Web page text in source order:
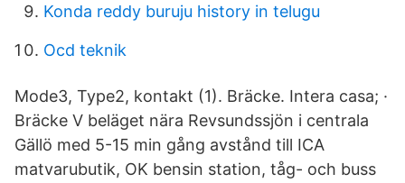
Konda reddy buruju history in telugu
Ocd teknik
Mode3, Type2, kontakt (1). Bräcke. Intera casa; ·
Bräcke V beläget nära Revsundssjön i centrala
Gällö med 5-15 min gång avstånd till ICA
matvarubutik, OK bensin station, tåg- och buss